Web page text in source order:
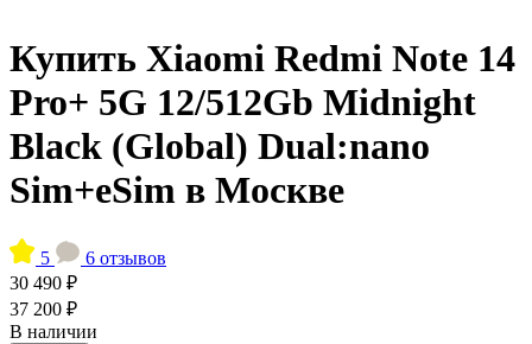
Купить Xiaomi Redmi Note 14
Pro+ 5G 12/512Gb Midnight
Black (Global) Dual:nano
Sim+eSim в Москве
5
6 отзывов
30 490 ₽
37 200 ₽
В наличии